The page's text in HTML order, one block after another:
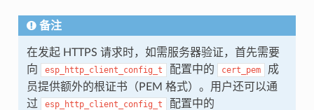
备注
在发起 HTTPS 请求时，如需服务器验证，首先需要
向
esp_http_client_config_t 配置中的 cert_pem
成
员提供额外的根证书（PEM 格式）。用户还可以通
过
esp_http_client_config_t 配置中的